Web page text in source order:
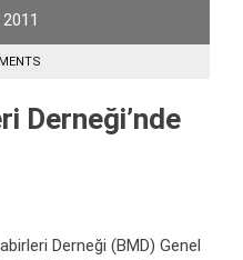
2011
Derneği’nde
Derneği (BMD) Genel